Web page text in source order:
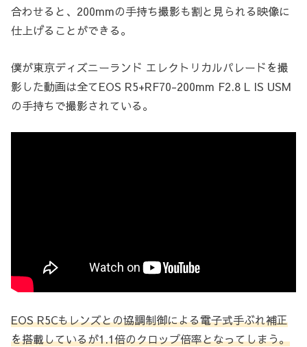
合わせると、200mmの手持ち撮影も割と見られる映像に
仕上げることができる。
僕が東京ディズニーランド エレクトリカルパレードを撮
影した動画は全てEOS R5+RF70-200mm F2.8 L IS USM
の手持ちで撮影されている。
EOS R5Cもレンズとの協調制御による電子式手ぶれ補正
を搭載しているが1.1倍のクロップ倍率となってしまう。